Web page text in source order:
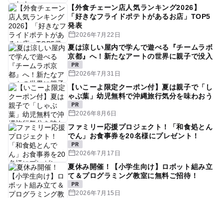
【外食チェーン店人気ランキング2026】
「好きなフライドポテトがあるお店」TOP5
発表
2026年7月22日
夏は涼しい屋内で学んで遊べる『チームラボ
京都』へ！新たなアートの世界に親子で没入
2026年7月31日
【いこーよ限定クーポン付】夏は親子で「し
ゃぶ葉」幼児無料で沖縄旅行気分を味わおう
2026年8月6日
ファミリー応援プロジェクト！「和食処とん
でん」お食事券を20名様にプレゼント！
2026年7月17日
夏休み開催！【小学生向け】ロボット組み立
て＆プログラミング教室に無料ご招待！
2026年7月15日